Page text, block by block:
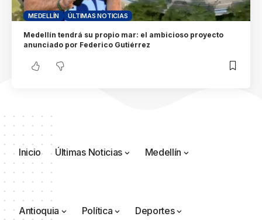
MEDELLÍN ÚLTIMAS NOTICIAS
Medellín tendrá su propio mar: el ambicioso proyecto
anunciado por Federico Gutiérrez
Inicio Últimas Noticias Medellín
Antioquia Política Deportes